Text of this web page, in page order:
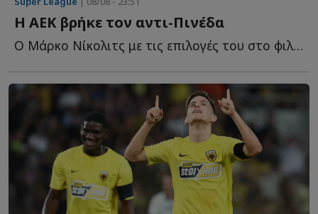
Η ΑΕΚ βρήκε τον αντι-Πινέδα
Ο Μάρκο Νίκολιτς με τις επιλογές του στο φιλικό της Α...